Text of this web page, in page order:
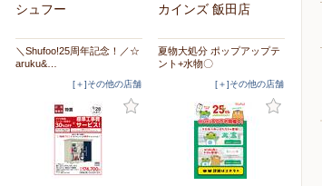
シュフー
＼Shufoo!25周年記念！／☆
aruku&…
[＋]その他の店舗
カインズ 飯田店
夏物大処分 ポップアップテ
ント+水物〇
[＋]その他の店舗